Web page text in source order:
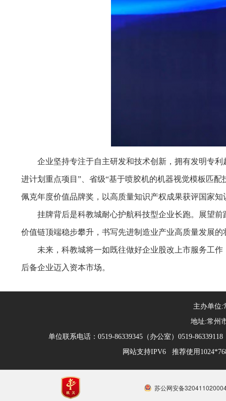
企业坚持专注于自主研发和技术创新，拥有发明专
进计划重点项目”、省级“基于喷胶机的机器视觉模板匹
佩克年度价值品牌奖，以高质量知识产权成果获评国家知
挂牌背后是科教城耐心护航科技型企业长跑。展望
价值链顶端稳步攀升，书写先进制造业产业高质量发展
未来，科教城将一如既往做好企业股改上市服务工
后备企业迈入资本市场。
主办单位:
地址:常州
单位联系电话：0519-86339345（办公室）0519-
网站支持IPV6 推荐使用
苏公网安备